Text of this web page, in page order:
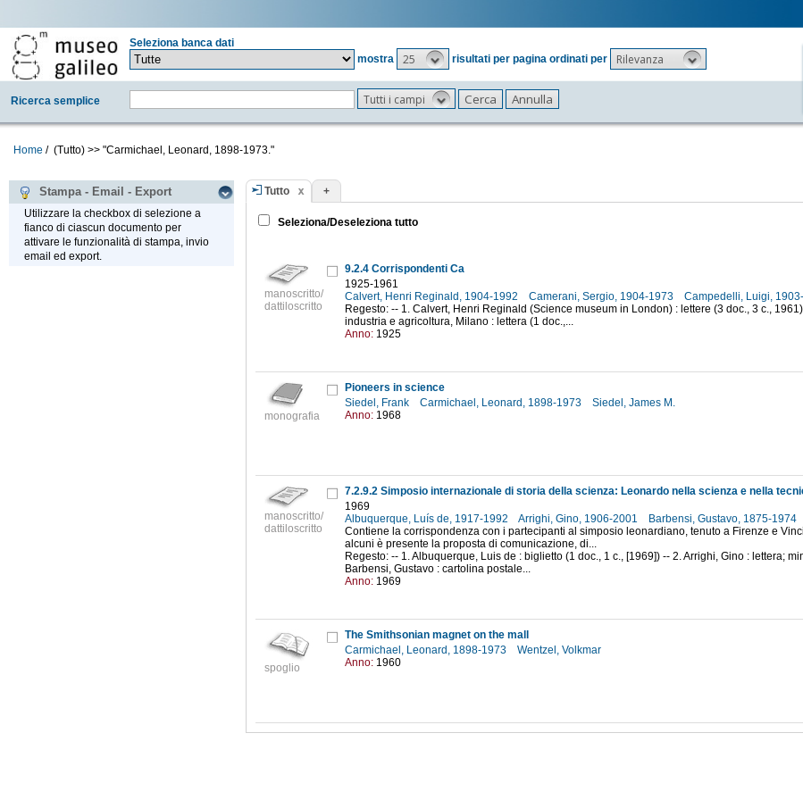
Seleziona banca dati
mostra
25 risultati per pagina ordinati per Rilevanza
Ricerca semplice Tutti i campi
Home / (Tutto) >> "Carmichael, Leonard, 1898-1973."
Stampa - Email - Export
Utilizzare la checkbox di selezione a
fianco di ciascun documento per
attivare le funzionalità di stampa, invio
email ed export.
Tutto +
Seleziona/Deseleziona tutto
manoscritto/
dattiloscritto
9.2.4 Corrispondenti Ca
1925-1961
Calvert, Henri Reginald, 1904-1992
Camerani, Sergio, 1904-1973 Campedelli, Luigi,
Regesto: -- 1. Calvert, Henri Reginald (Science museum in London) : lettere (3 doc., 3 c.,
industria e agricoltura, Milano : lettera (1 doc.,...
Anno: 1925
monografia
Pioneers in science
Siedel, Frank
Carmichael, Leonard, 1898-1973
Siedel, James M.
Anno: 1968
manoscritto/
dattiloscritto
1969
Albuquerque, Luís de, 1917-1992
Arrighi, Gino, 1906-2001 Barbensi, Gustavo, 1875-1974
Contiene la corrispondenza con i partecipanti al simposio leonardiano, tenuto a Firenze e
alcuni è presente la proposta di comunicazione, di...
Regesto: -- 1. Albuquerque, Luis de : biglietto (1 doc., 1 c., [1969]) -- 2. Arrighi, Gino : lettera;
Barbensi, Gustavo : cartolina postale...
Anno: 1969
spoglio
The Smithsonian magnet on the mall
Carmichael, Leonard, 1898-1973
Wentzel, Volkmar
Anno: 1960